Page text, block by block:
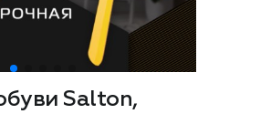
Salton,